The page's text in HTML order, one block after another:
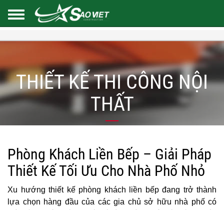
THIẾT KẾ THI CÔNG NỘI
THẤT
Phòng Khách Liền Bếp – Giải Pháp
Thiết Kế Tối Ưu Cho Nhà Phố Nhỏ
Xu hướng thiết kế phòng khách liền bếp đang trở thành
lựa chọn hàng đầu của các gia chủ sở hữu nhà phố có